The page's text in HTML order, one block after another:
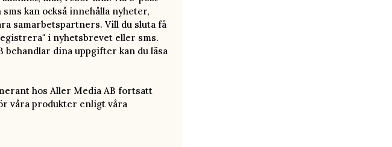
kan också innehålla nyheter,
samarbetspartners. Vill du sluta få
i nyhetsbrevet eller sms.
behandlar dina uppgifter kan du läsa
hos Aller Media AB fortsatt
våra produkter enligt våra